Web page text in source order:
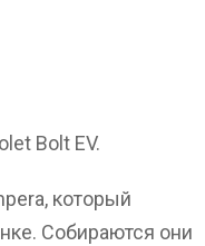
Bolt EV.
который
Собираются они